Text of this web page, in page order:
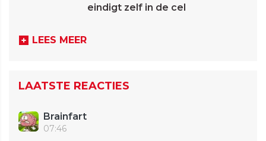
eindigt zelf in de cel
LEES MEER
LAATSTE REACTIES
Brainfart
07:46